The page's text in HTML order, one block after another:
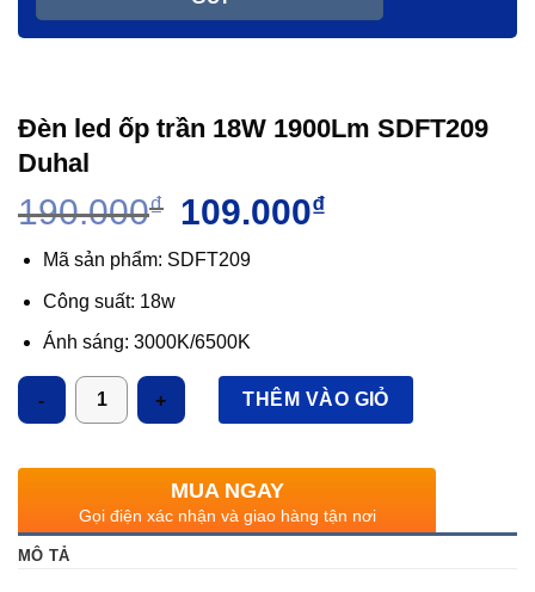
Đèn led ốp trần 18W 1900Lm SDFT209
Duhal
190.000₫
Giá
là:
109.000₫
Mã sản phẩm: SDFT209
Công suất: 18w
Ánh sáng: 3000K/6500K
Quang thông: 1900lm
Kích thước LxWxH: 620x63x34 (mm)
IP: 44
Số lượng
THÊM VÀO GIỎ
MUA NGAY
Gọi điện xác nhận và giao hàng tận nơi
MÔ TẢ